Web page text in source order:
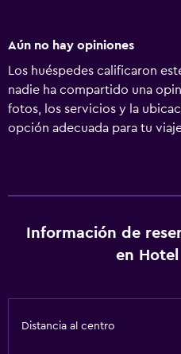
Aún no hay opiniones
Los huéspedes calificaron
nadie ha compartido una
fotos, los servicios y la
opción adecuada para tu
Información de
en
Distancia al centro